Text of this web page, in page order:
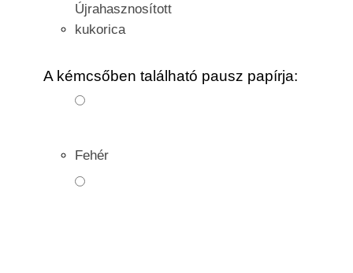
Újrahasznosított
kukorica
A kémcsőben található pausz papírja:
Fehér